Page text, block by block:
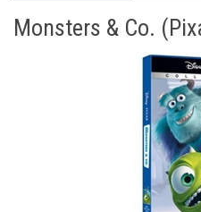
Monsters & Co.